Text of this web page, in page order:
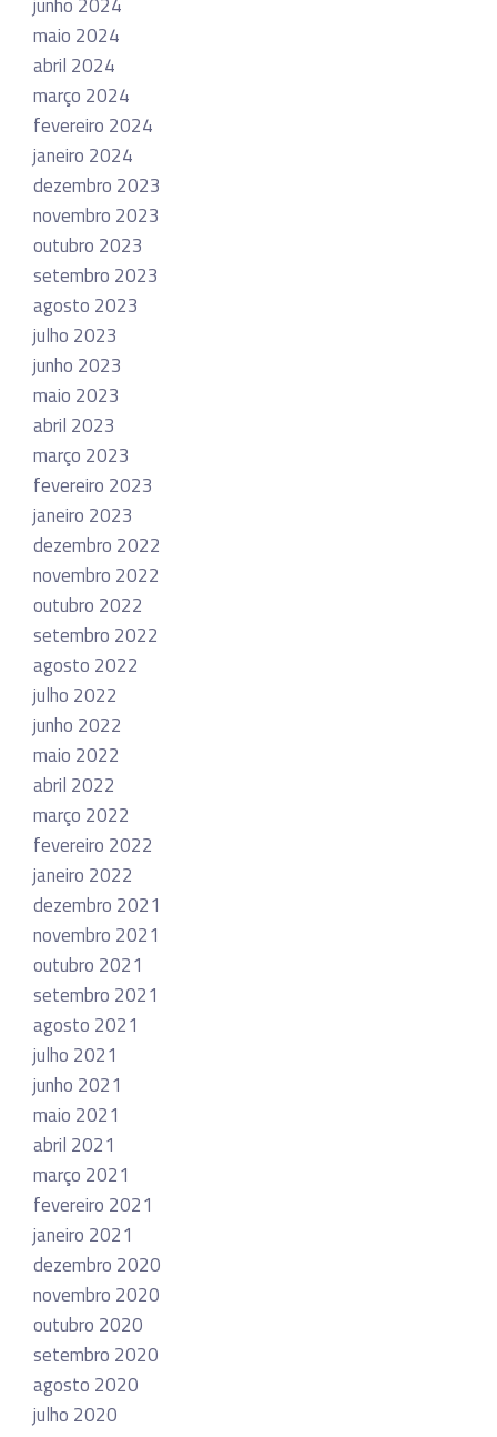
junho 2024
maio 2024
abril 2024
março 2024
fevereiro 2024
janeiro 2024
dezembro 2023
novembro 2023
outubro 2023
setembro 2023
agosto 2023
julho 2023
junho 2023
maio 2023
abril 2023
março 2023
fevereiro 2023
janeiro 2023
dezembro 2022
novembro 2022
outubro 2022
setembro 2022
agosto 2022
julho 2022
junho 2022
maio 2022
abril 2022
março 2022
fevereiro 2022
janeiro 2022
dezembro 2021
novembro 2021
outubro 2021
setembro 2021
agosto 2021
julho 2021
junho 2021
maio 2021
abril 2021
março 2021
fevereiro 2021
janeiro 2021
dezembro 2020
novembro 2020
outubro 2020
setembro 2020
agosto 2020
julho 2020